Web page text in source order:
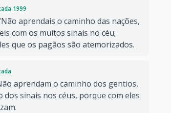
1999
aprendais o caminho das nações,
com os muitos sinais no céu;
que os pagãos são atemorizados.
aprendam o caminho dos gentios,
dos sinais nos céus, porque com eles